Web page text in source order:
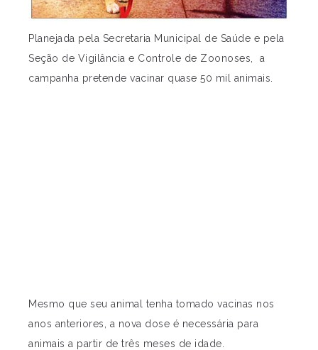
Planejada pela Secretaria Municipal de Saúde e pela
Seção de Vigilância e Controle de Zoonoses, a
campanha pretende vacinar quase 50 mil animais.
Mesmo que seu animal tenha tomado vacinas nos
anos anteriores, a nova dose é necessária para
animais a partir de três meses de idade.